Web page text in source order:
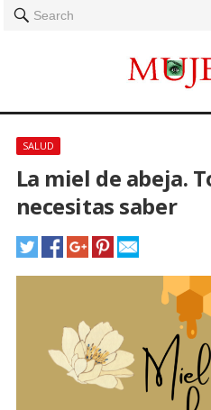
Search
SALUD
La miel de abeja.
necesitas saber